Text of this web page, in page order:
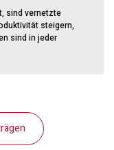
sind vernetzte
steigern,
sind in jeder